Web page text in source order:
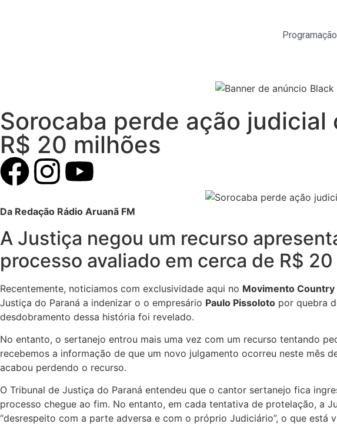
Programação
Sorocaba perde ação
R$ 20 milhões
Da Redação Rádio Aruanã FM
A Justiça negou um recurso
processo avaliado em cerca de R$
Recentemente, noticiamos com exclusividade aqui no Movimento Country
Justiça do Paraná a indenizar o o empresário Paulo Pissoloto por quebra
desdobramento dessa história foi revelado.
No entanto, o sertanejo entrou mais uma vez com um recurso tentando
recebemos a informação de que um novo julgamento ocorreu neste mês
acabou perdendo o recurso.
O Tribunal de Justiça do Paraná entendeu que o cantor sertanejo fica
processo chegue ao fim. No entanto, em cada tentativa de protelação, a
“desrespeito com a parte adversa e com o próprio Judiciário”, o que está